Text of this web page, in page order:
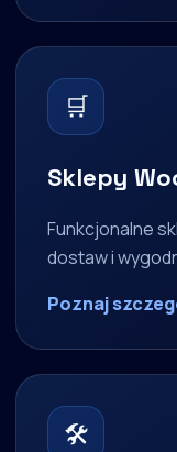
🛒
Sklepy
Funkcjonalne
dostaw i
Poznaj
🛠